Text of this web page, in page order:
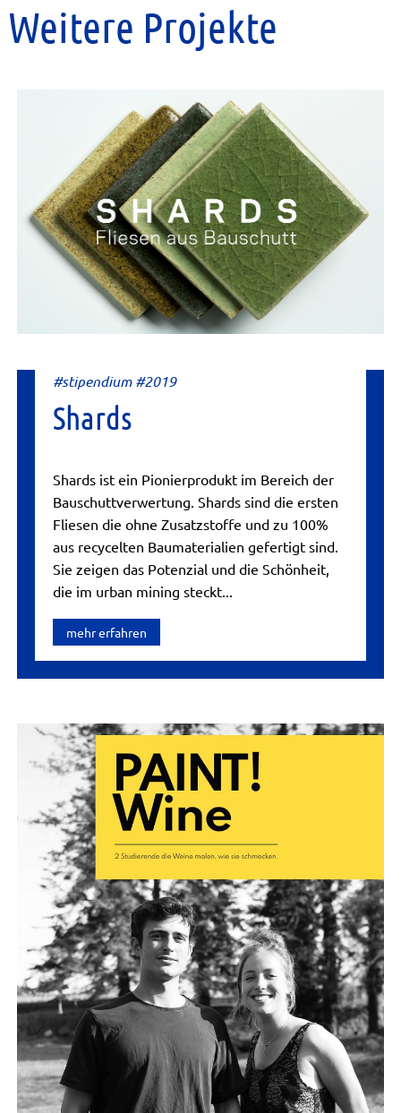
Weitere Projekte
#stipendium #2019
Shards
Shards ist ein Pionierprodukt im Bereich der
Bauschuttverwertung. Shards sind die ersten
Fliesen die ohne Zusatzstoffe und zu 100%
aus recycelten Baumaterialien gefertigt sind.
Sie zeigen das Potenzial und die Schönheit,
die im urban mining steckt...
mehr erfahren